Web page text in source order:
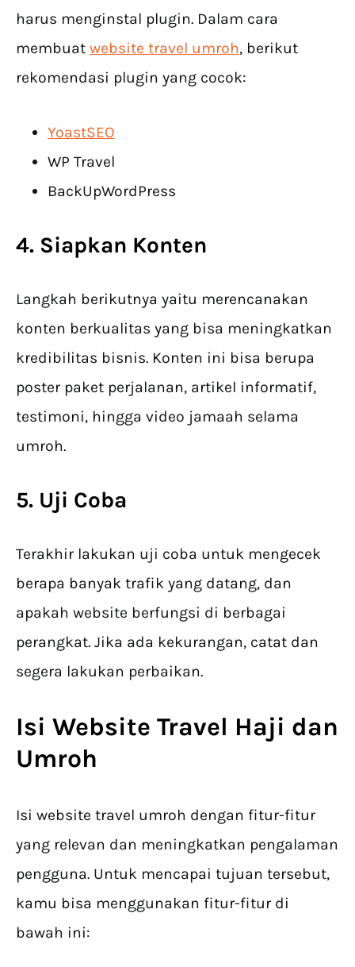
harus menginstal plugin. Dalam cara
membuat website travel umroh, berikut
rekomendasi plugin yang cocok:
YoastSEO
WP Travel
BackUpWordPress
4. Siapkan Konten
Langkah berikutnya yaitu merencanakan
konten berkualitas yang bisa meningkatkan
kredibilitas bisnis. Konten ini bisa berupa
poster paket perjalanan, artikel informatif,
testimoni, hingga video jamaah selama
umroh.
5. Uji Coba
Terakhir lakukan uji coba untuk mengecek
berapa banyak trafik yang datang, dan
apakah website berfungsi di berbagai
perangkat. Jika ada kekurangan, catat dan
segera lakukan perbaikan.
Isi Website Travel Haji dan
Umroh
Isi website travel umroh dengan fitur-fitur
yang relevan dan meningkatkan pengalaman
pengguna. Untuk mencapai tujuan tersebut,
kamu bisa menggunakan fitur-fitur di
bawah ini: